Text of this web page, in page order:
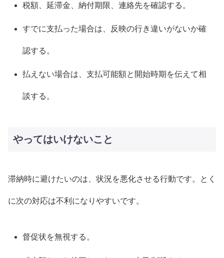
税額、延滞金、納付期限、連絡先を確認する。
すでに支払った場合は、反映の行き違いがないか確
認する。
払えない場合は、支払可能額と開始時期を伝えて相
談する。
やってはいけないこと
滞納時に避けたいのは、状況を悪化させる行動です。とく
に次の対応は不利になりやすいです。
督促状を無視する。